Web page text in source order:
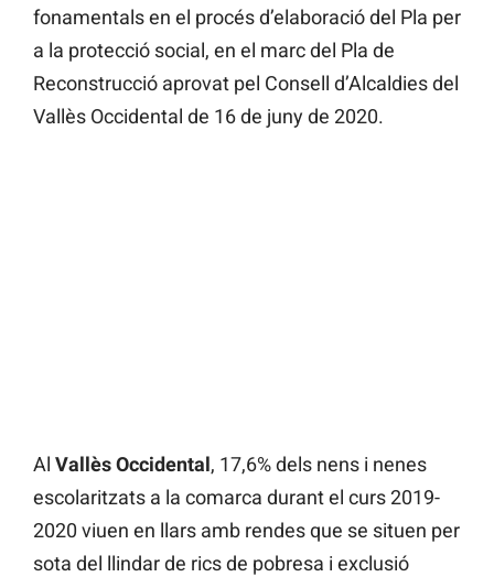
fonamentals en el procés d’elaboració del Pla per
a la protecció social, en el marc del Pla de
Reconstrucció aprovat pel Consell d’Alcaldies del
Vallès Occidental de 16 de juny de 2020.
Al Vallès Occidental, 17,6% dels nens i nenes
escolaritzats a la comarca durant el curs 2019-
2020 viuen en llars amb rendes que se situen per
sota del llindar de rics de pobresa i exclusió